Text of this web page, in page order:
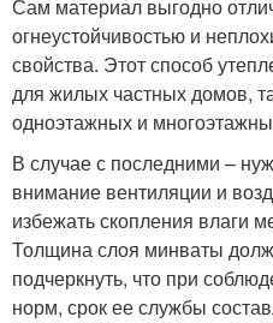
Сам материал выгодно
огнеустойчивостью и
свойства. Этот способ
для жилых частных домов,
одноэтажных и
В случае с последними –
внимание вентиляции и
избежать скопления влаги
Толщина слоя минваты
подчеркнуть, что при
норм, срок ее службы